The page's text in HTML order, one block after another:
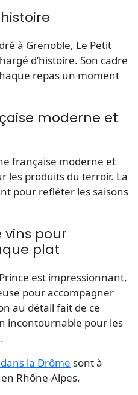
à Grenoble, Le Petit
d’histoire. Son cadre
repas un moment
moderne et
française moderne et
les produits du terroir. La
pour refléter les saisons
vins pour
plat
est impressionnant,
pour accompagner
au détail fait de ce
incontournable pour les
la Drôme sont à
Rhône-Alpes.